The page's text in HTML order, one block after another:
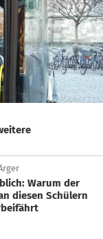
diesen Schülern